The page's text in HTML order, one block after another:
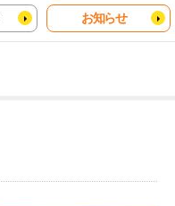
お知らせ